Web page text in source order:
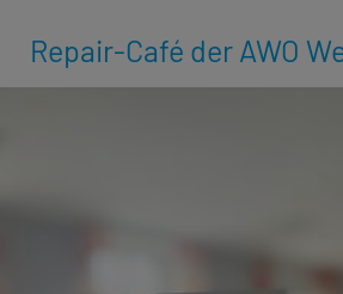
Repair-Café der AWO